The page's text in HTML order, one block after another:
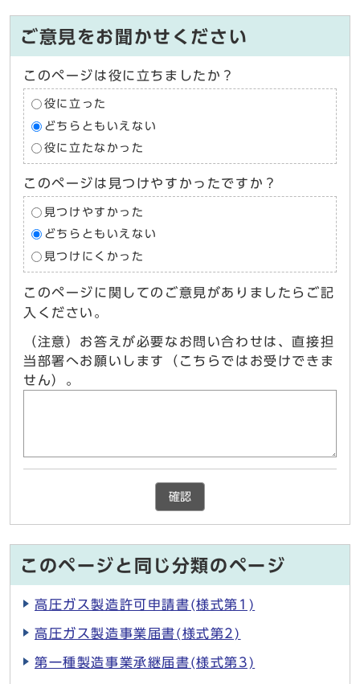
ご意見をお聞かせください
このページは役に立ちましたか？
役に立った
どちらともいえない
役に立たなかった
このページは見つけやすかったですか？
見つけやすかった
どちらともいえない
見つけにくかった
このページに関してのご意見がありましたらご記
入ください。
（注意）お答えが必要なお問い合わせは、直接担
当部署へお願いします（こちらではお受けできま
せん）。
確認
このページと同じ分類のページ
高圧ガス製造許可申請書(様式第1)
高圧ガス製造事業届書(様式第2)
第一種製造事業承継届書(様式第3)